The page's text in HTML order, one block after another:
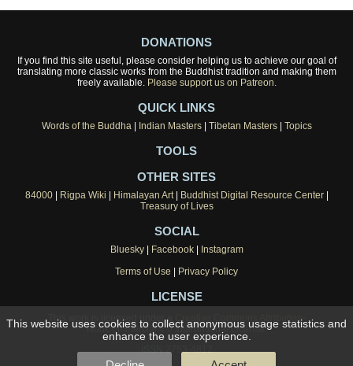
DONATIONS
If you find this site useful, please consider helping us to achieve our goal of
translating more classic works from the Buddhist tradition and making them
freely available. Please support us on Patreon.
QUICK LINKS
Words of the Buddha| Indian Masters| Tibetan Masters| Topics
TOOLS
OTHER SITES
84000| Rigpa Wiki Himalayan Art| Buddhist Digital Resource Center|
Treasury of Lives
SOCIAL
Bluesky| Facebook|
Instagram
Terms of Use
Privacy Policy
LICENSE
This work is licensed under a
Creative Commons Attribution-
NonCommercial 4.0 International License.
ISSN 2753-4812
This website uses cookies to collect anonymous usage statistics and
enhance the user experience.